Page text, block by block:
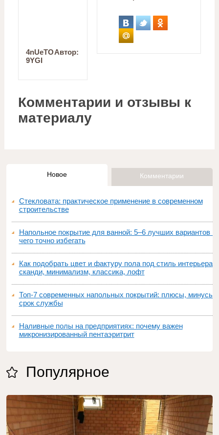
Автор:
4nUeTO
9YGI
Комментарии и отзывы к
материалу
Новое Комментарии
Стекловата: практическое применение в современном
строительстве
Напольное покрытие для ванной: 5–6 лучших вариантов и
чего точно избегать
Как подобрать цвет и фактуру пола под стиль интерьера:
сканди, минимализм, классика, лофт
Топ‑7 современных напольных покрытий: плюсы, минусы,
срок службы
Наливные полы на предприятиях: почему важен
микронизированный пентаэритрит
Популярное